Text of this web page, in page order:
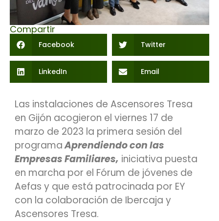
Compartir
Facebook Twitter
LinkedIn Email
Las instalaciones de Ascensores Tresa
en Gijón acogieron el viernes 17 de
marzo de 2023 la primera sesión del
programaAprendiendo con las
Empresas Familiares, iniciativa puesta
en marcha por el Fórum de jóvenes de
Aefas y que está patrocinada por EY
con la colaboración de Ibercaja y
Ascensores Tresa.